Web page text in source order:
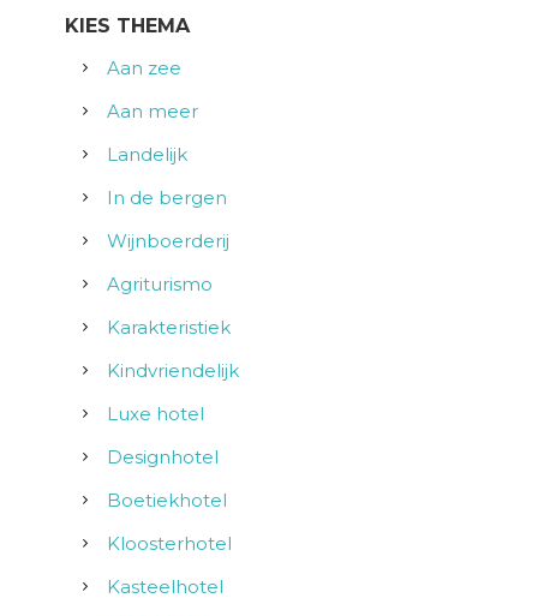
KIES THEMA
Aan zee
Aan meer
Landelijk
In de bergen
Wijnboerderij
Agriturismo
Karakteristiek
Kindvriendelijk
Luxe hotel
Designhotel
Boetiekhotel
Kloosterhotel
Kasteelhotel